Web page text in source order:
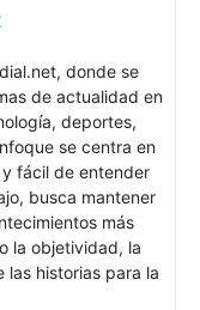
donde se
de actualidad en
deportes,
se centra en
fácil de entender
busca mantener
más
la objetividad, la
las historias para la